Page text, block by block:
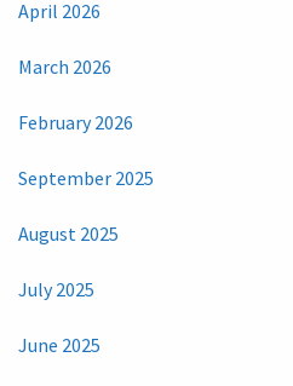
April 2026
March 2026
February 2026
September 2025
August 2025
July 2025
June 2025